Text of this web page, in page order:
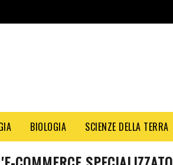
BIOLOGIA SCIENZE DELLA TERRA